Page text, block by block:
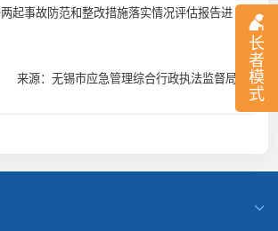
长
者
模
式
起事故防范和整改措施落实情况评估报告进
来源：无锡市应急管理综合行政执法监督局